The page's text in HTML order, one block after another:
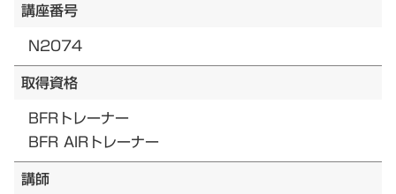
講座番号
N2074
取得資格
BFRトレーナー
BFR AIRトレーナー
講師